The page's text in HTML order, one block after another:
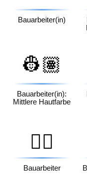
Bauarbeiter(in)
👷🏽
Bauarbeiter(in):
Mittlere Hautfarbe
👷‍♂️
Bauarbeiter